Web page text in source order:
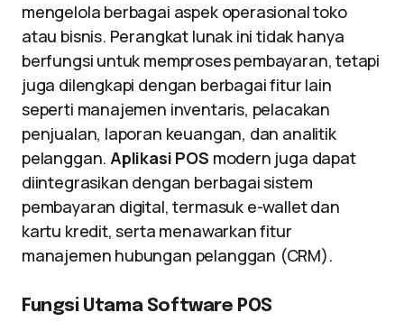
mengelola berbagai aspek operasional toko
atau bisnis. Perangkat lunak ini tidak hanya
berfungsi untuk memproses pembayaran, tetapi
juga dilengkapi dengan berbagai fitur lain
seperti manajemen inventaris, pelacakan
penjualan, laporan keuangan, dan analitik
pelanggan.Aplikasi POS modern juga dapat
diintegrasikan dengan berbagai sistem
pembayaran digital, termasuk e-wallet dan
kartu kredit, serta menawarkan fitur
manajemen hubungan pelanggan (CRM).
Fungsi Utama Software POS